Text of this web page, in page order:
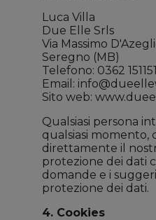
Luca Villa
Due Elle Srls
Via Massimo
Seregno (MB)
Telefono: 0362
Email:
Sito web:
Qualsiasi persona
qualsiasi momento,
direttamente il
protezione dei dati
domande e i
protezione dei dati.
4. Cookies